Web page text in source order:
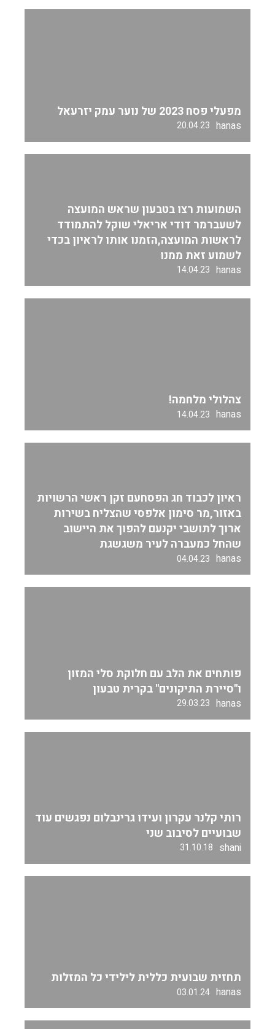
מפעלי פסח 2023 של נוער עמק יזרעאל
hanas
20.04.23
השמועות רצו בטבעון שראש המועצה
לשעברמר דודי אריאלי שוקל להתמודד
לראשות המועצה,הזמנו אותו לראיון בכדי
לשמוע זאת ממנו
hanas
14.04.23
צהלולי מלחמה!
hanas
14.04.23
ראיון לכבוד חג הפסחעם זקן ראשי הרשויות
באזור,מר סימון אלפסי שהצליח בשירות
ארוך לתושבי יקנעם להפוך את היישוב
שהחל כמעברה לעיר משגשגת
hanas
04.04.23
פותחים את הלב עם חלוקת סלי המזון
ו"סיירת התיקונים" בקרית טבעון
hanas
29.03.23
רותי קלנר עקרון ועידו גרינבלום נפגשים עוד
שבועיים לסיבוב שני
shani
31.10.18
תחזית שבועית כללית לילידי כל המזלות
hanas
03.01.24